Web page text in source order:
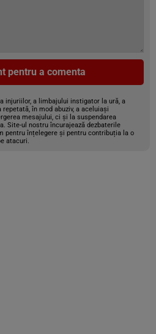
pentru a comenta
injuriilor, a limbajului instigator la ură, a
în mod abuziv, a aceluiași
mesajului, ci și la suspendarea
Site-ul nostru încurajează dezbaterile
pentru înțelegere și pentru contribuția la o
atacuri.